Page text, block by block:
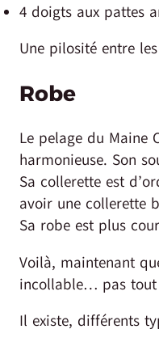
4 doigts aux pattes
Une pilosité entre
Robe
Le pelage du Maine
harmonieuse. Son
Sa collerette est
avoir une collerette
Sa robe est plus
Voilà, maintenant
incollable… pas
Il existe, différents